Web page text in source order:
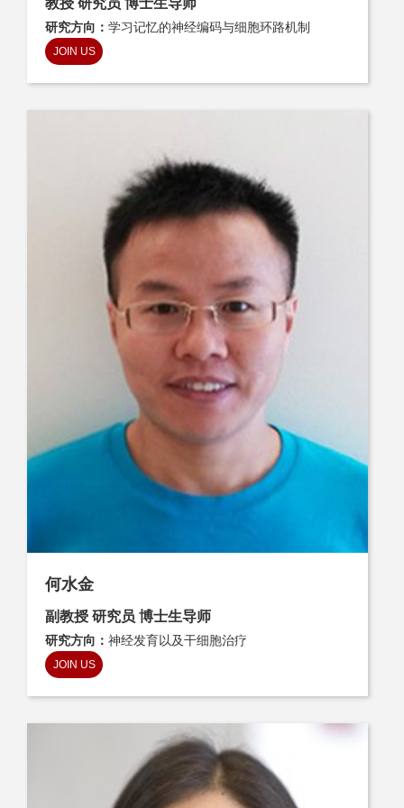
研究方向： 学习记忆的神经编码与细胞环路机制
JOIN US
何水金
副教授 研究员 博士生导师
研究方向： 神经发育以及干细胞治疗
JOIN US